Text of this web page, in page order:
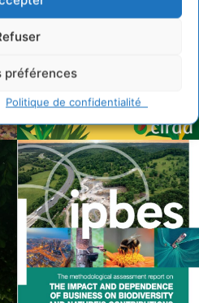
préférences
Politique de confidentialité